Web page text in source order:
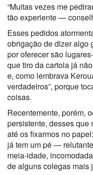
“Muitas vezes me
tão experiente —
Esses pedidos
obrigação de dizer algo
por oferecer são
que tiro da cartola já
e, como lembrava
verdadeiros”, porque
coisas.
Recentemente, porém,
persistente, desses que
até os fixarmos no
já tem um pé —
meia-idade,
de alguns colegas mais